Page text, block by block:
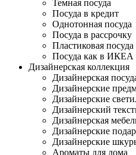
Темная посуда
Посуда в кредит
Однотонная посуда
Посуда в рассрочку
Пластиковая посуда
Посуда как в ИКЕА
Дизайнерская коллекция
Дизайнерская
Дизайнерские
Дизайнерские
Дизайнерский
Дизайнерская
Дизайнерские
Дизайнерские
Ароматы для дома